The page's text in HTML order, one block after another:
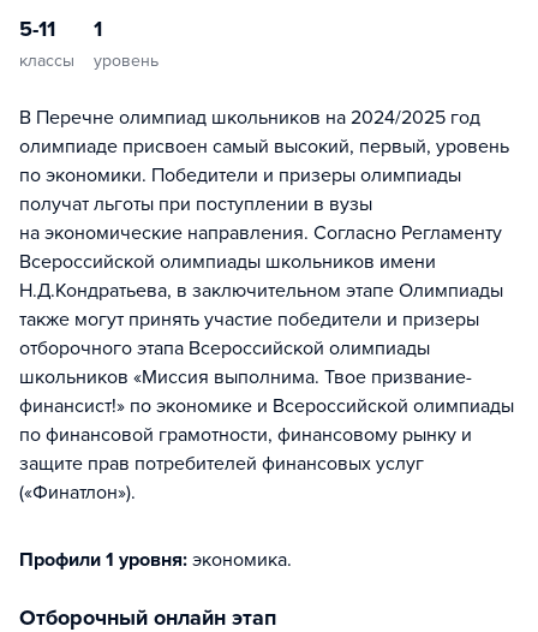
5-11
классы
1
уровень
В Перечне олимпиад школьников на 2024/2025 год
олимпиаде присвоен самый высокий, первый, уровень
по экономики. Победители и призеры олимпиады
получат льготы при поступлении в вузы
на экономические направления. Согласно Регламенту
Всероссийской олимпиады школьников имени
Н.Д.Кондратьева, в заключительном этапе Олимпиады
также могут принять участие победители и призеры
отборочного этапа Всероссийской олимпиады
школьников «Миссия выполнима. Твое призвание-
финансист!» по экономике и Всероссийской олимпиады
по финансовой грамотности, финансовому рынку и
защите прав потребителей финансовых услуг
(«Финатлон»).
Профили 1 уровня: экономика.
отборочный онлайн этап